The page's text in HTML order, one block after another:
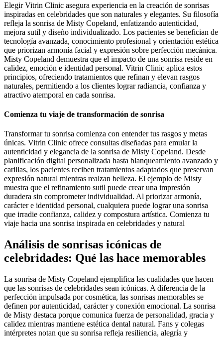
Elegir Vitrin Clinic asegura experiencia en la creación de sonrisas
inspiradas en celebridades que son naturales y elegantes. Su filosofía
refleja la sonrisa de Misty Copeland, enfatizando autenticidad,
mejora sutil y diseño individualizado. Los pacientes se benefician de
tecnología avanzada, conocimiento profesional y orientación estética
que priorizan armonía facial y expresión sobre perfección mecánica.
Misty Copeland demuestra que el impacto de una sonrisa reside en
calidez, emoción e identidad personal. Vitrin Clinic aplica estos
principios, ofreciendo tratamientos que refinan y elevan rasgos
naturales, permitiendo a los clientes lograr radiancia, confianza y
atractivo atemporal en cada sonrisa.
Comienza tu viaje de transformación de sonrisa
Transformar tu sonrisa comienza con entender tus rasgos y metas
únicas. Vitrin Clinic ofrece consultas diseñadas para emular la
autenticidad y elegancia de la sonrisa de Misty Copeland. Desde
planificación digital personalizada hasta blanqueamiento avanzado y
carillas, los pacientes reciben tratamientos adaptados que preservan
expresión natural mientras realzan belleza. El ejemplo de Misty
muestra que el refinamiento sutil puede crear una impresión
duradera sin comprometer individualidad. Al priorizar armonía,
carácter e identidad personal, cualquiera puede lograr una sonrisa
que irradie confianza, calidez y compostura artística. Comienza tu
viaje hacia una sonrisa inspirada en celebridades y natural
Análisis de sonrisas icónicas de
celebridades: Qué las hace memorables
La sonrisa de Misty Copeland ejemplifica las cualidades que hacen
que las sonrisas de celebridades sean icónicas. A diferencia de la
perfección impulsada por cosmética, las sonrisas memorables se
definen por autenticidad, carácter y conexión emocional. La sonrisa
de Misty destaca porque comunica fuerza de personalidad, gracia y
calidez mientras mantiene estética dental natural. Fans y colegas
intérpretes notan que su sonrisa refleja resiliencia, alegría y